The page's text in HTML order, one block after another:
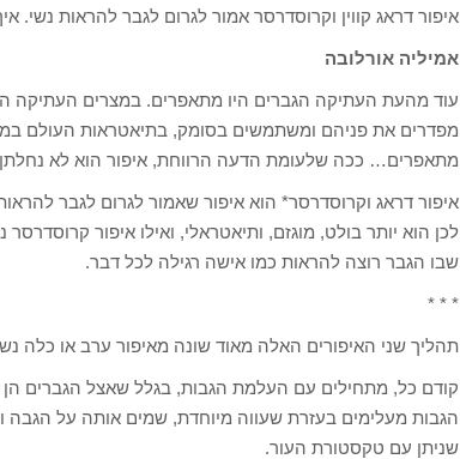
איפור דראג קווין וקרוסדרסר אמור לגרום לגבר להראות נשי.
אמיליה אורלובה
עוד מהעת העתיקה הגברים היו מתאפרים. במצרים העתיקה
מפדרים את פניהם ומשתמשים בסומק, בתיאטראות העולם
מתאפרים… ככה שלעומת הדעה הרווחת, איפור הוא לא
איפור דראג וקרוסדרסר* הוא איפור שאמור לגרום לגבר
לכן הוא יותר בולט, מוגזם, ותיאטראלי, ואילו איפור קרוסדרסר
שבו הגבר רוצה להראות כמו אישה רגילה לכל דבר.
* * *
תהליך שני האיפורים האלה מאוד שונה מאיפור ערב או כלה
קודם כל, מתחילים עם העלמת הגבות, בגלל שאצל הגברים הן
הגבות מעלימים בעזרת שעווה מיוחדת, שמים אותה על
שניתן עם טקסטורת העור.